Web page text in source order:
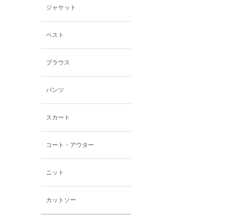
ン
西脇シリーズ
小泉革店
シャミー
パーソンズジーンズ
ファインデーション
ローズペッシュ / パル
モンド
ジャケット
ベスト
ブラウス
パンツ
スカート
コート・アウター
ニット
カットソー